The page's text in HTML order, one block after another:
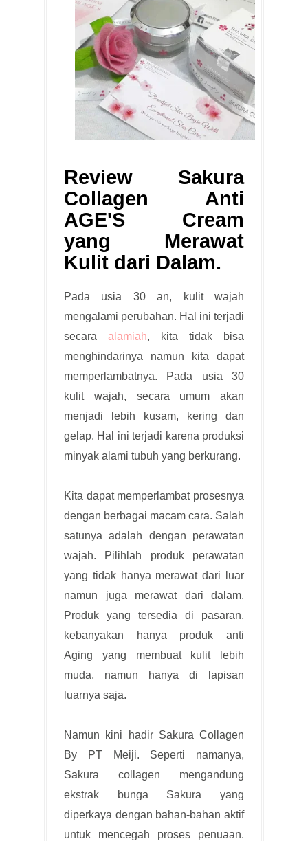
Review Sakura
Collagen Anti
AGE'S Cream
yang Merawat
Kulit dari Dalam.
Pada usia 30 an, kulit wajah
mengalami perubahan. Hal ini terjadi
secara alamiah, kita tidak bisa
menghindarinya namun kita dapat
memperlambatnya. Pada usia 30
kulit wajah, secara umum akan
menjadi lebih kusam, kering dan
gelap. Hal ini terjadi karena produksi
minyak alami tubuh yang berkurang.
Kita dapat memperlambat prosesnya
dengan berbagai macam cara. Salah
satunya adalah dengan perawatan
wajah. Pilihlah produk perawatan
yang tidak hanya merawat dari luar
namun juga merawat dari dalam.
Produk yang tersedia di pasaran,
kebanyakan hanya produk anti
Aging yang membuat kulit lebih
muda, namun hanya di lapisan
luarnya saja.
Namun kini hadir Sakura Collagen
By PT Meiji. Seperti namanya,
Sakura collagen mengandung
ekstrak bunga Sakura yang
diperkaya dengan bahan-bahan aktif
untuk mencegah proses penuaan.